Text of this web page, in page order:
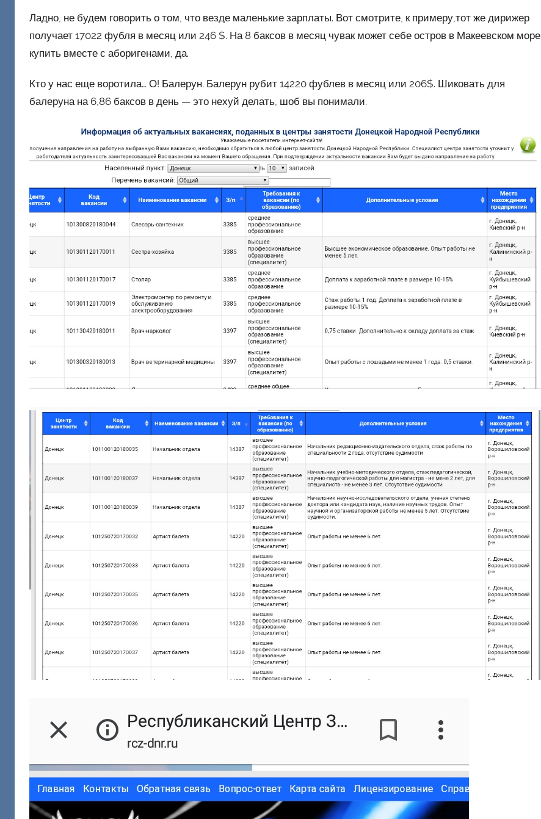
Ладно, не будем говорить о том, что везде маленькие зарплаты. Вот смотрите, к примеру,тот же дирижер
получает 17022 фубля в месяц или 246 $. На 8 баксов в месяц чувак может себе остров в Макеевском море
купить вместе с аборигенами, да.
Кто у нас еще воротила… О! Балерун. Балерун рубит 14220 фублев в месяц или 206$. Шиковать для
балеруна на 6,86 баксов в день — это нехуй делать, шоб вы понимали.